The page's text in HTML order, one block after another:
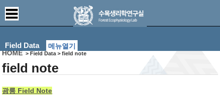
Field Data
메뉴열기
HOME > Field Data > field note
field note
광릉 Field Note